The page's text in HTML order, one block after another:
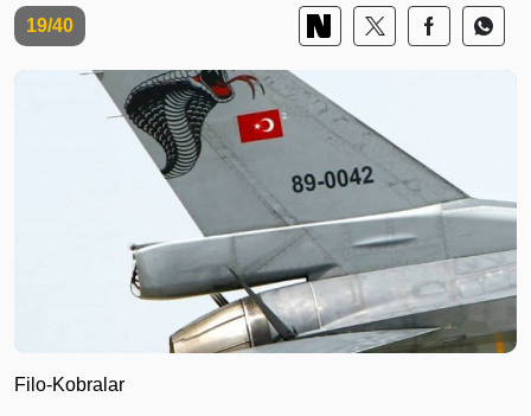
19/40
Filo-Kobralar